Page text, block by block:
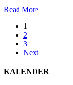
Read More
1
2
3
Next
KALENDER